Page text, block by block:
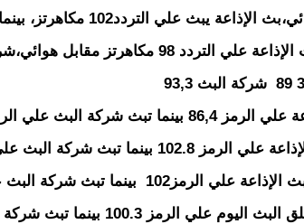
التردد102 مكاهرتز، بينما تبث شركة البث علي التردد94,5
مقابل هوائي،شركة البث التي تبث علي 96 مكاهرتز
تبث شركة البث علي الرمز 97,7
بينما تبث شركة البث علي الرمز 97
بينما تبث شركة البث علي الرمز 93,4
100.3 بينما تبث شركة البث علي الرمز 91,4